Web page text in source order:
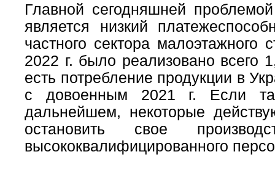
Главной сегодняшней проблемой
является низкий
частного сектора
2022 г. было реализовано всего
есть потребление продукции в
с довоенным 2021 г.
Если
дальнейшем, некоторые
остановить свое
высококвалифицированного